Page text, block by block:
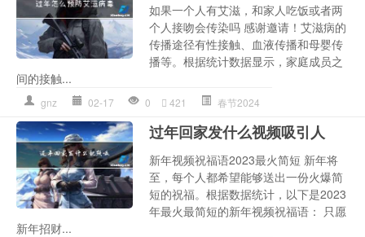
如果一个人有艾滋，和家人吃饭或者两
个人接吻会传染吗 感谢邀请！艾滋病的
传播途径有性接触、血液传播和母婴传
播等。根据统计数据显示，家庭成员之
间的接触...
gnz 02-17 0 421 春节2024
过年回家发什么视频吸引人
新年视频祝福语2023最火简短 新年将
至，每个人都希望能够送出一份火爆简
短的祝福。根据数据统计，以下是2023
年最火最简短的新年视频祝福语： 只愿
新年招财...